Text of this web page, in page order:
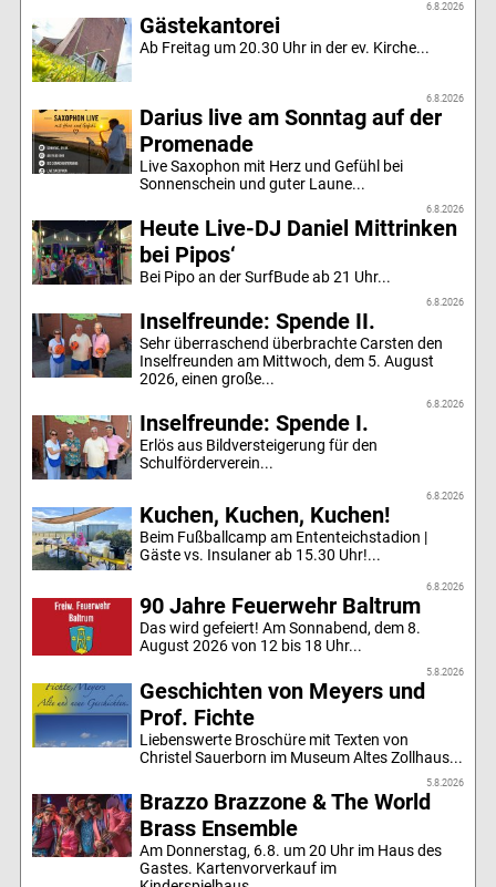
6.8.2026
Gästekantorei
Ab Freitag um 20.30 Uhr in der ev. Kirche...
6.8.2026
Darius live am Sonntag auf der
Promenade
Live Saxophon mit Herz und Gefühl bei
Sonnenschein und guter Laune...
6.8.2026
Heute Live-DJ Daniel Mittrinken
bei Pipos‘
Bei Pipo an der SurfBude ab 21 Uhr...
6.8.2026
Inselfreunde: Spende II.
Sehr überraschend überbrachte Carsten den
Inselfreunden am Mittwoch, dem 5. August
2026, einen große...
6.8.2026
Inselfreunde: Spende I.
Erlös aus Bildversteigerung für den
Schulförderverein...
6.8.2026
Kuchen, Kuchen, Kuchen!
Beim Fußballcamp am Ententeichstadion |
Gäste vs. Insulaner ab 15.30 Uhr!...
6.8.2026
90 Jahre Feuerwehr Baltrum
Das wird gefeiert! Am Sonnabend, dem 8.
August 2026 von 12 bis 18 Uhr...
5.8.2026
Geschichten von Meyers und
Prof. Fichte
Liebenswerte Broschüre mit Texten von
Christel Sauerborn im Museum Altes Zollhaus...
5.8.2026
Brazzo Brazzone & The World
Brass Ensemble
Am Donnerstag, 6.8. um 20 Uhr im Haus des
Gastes. Kartenvorverkauf im